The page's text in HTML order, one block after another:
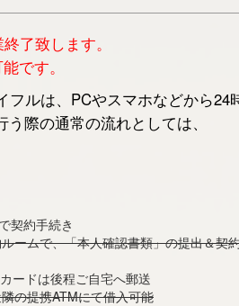
了致します。
です。
ルは、PCやスマホなどから24
際の通常の流れとしては、
契約手続き
ームで、「本人確認書類」の提出＆契
ードは後程ご自宅へ郵送
の提携ATMにて借入可能